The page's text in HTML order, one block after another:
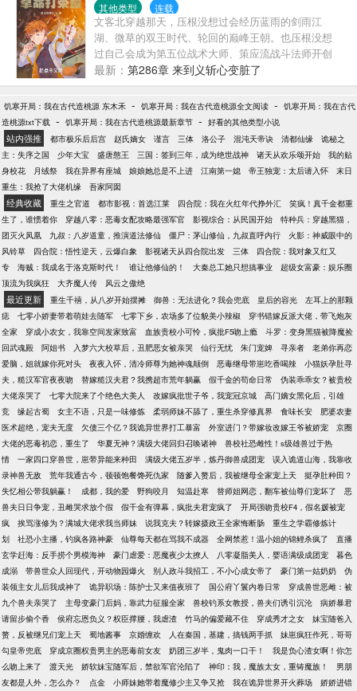
其他类型 连载
文客北穿越那天，压根没想过会经历蓝雨的剑雨江
湖、微草的双王时代、轮回的巅峰王朝。也压根没想
过自己会成为第五位战术大师、策应流战斗法师开创
者、历史地位仅次于斗神的斗仙。.......楚云秀：“文客
北是我理想的队友，这就是我选择加入义斩天下的原
因。”唐柔：“没什么好说的，我来了。”叶修：“文客北
是一个纯粹的人，他的成长超出了所有人的预料，包
括我。”.......文客北：能不纯粹吗？我只有拿冠军才能
活下去啊！
最新： 第286章 来到义斩心变脏了
饥寒开局：我在古代造桃源 东木禾 - 饥寒开局：我在古代造桃源全文阅读 - 饥寒开局：我在古代
造桃源txt下载 - 饥寒开局：我在古代造桃源最新章节 - 好看的其他类型小说
站内强推 都市极乐后后宫 赵氏嫡女 谨言 三体 洛公子 混沌天帝诀 清都仙缘
诡秘之
主：失序之国
少年大宝 盛唐憨王 三国：签到三年，成为绝世战神 诸天从欢乐颂开始
我的贴
身校花
月绒祭 我在异界有座城 娘娘她总是不上进 江南第一媳 帝王独宠：太后请入怀
末日
重生：我抢了大佬机缘
吾家阿囡
经典收藏 重生之官道 都市影视：首选江莱 四合院：我在火红年代挣外汇
笑疯！真千金都重
生了，谁惯着你
穿越八零：恶毒女配攻略最强军官 影视综合：从民国开始
特种兵：穿越黑猫，
团灭火凤凰
九叔：八岁道童，推演道法修仙 僵尸：茅山修仙，九叔直呼内行
火影：神威眼中的
风铃草
四合院：悟性逆天，云爆白象 影视诸天从四合院出发 三体
四合院：我对象又红又
专
海贼：我成名于洛克斯时代！ 谁让他修仙的！ 大秦总工她只想搞事业
超级女富豪：娱乐圈
顶流为我疯狂
大齐魔人传 风云之傲绝
最近更新 重生千禧，从八岁开始摆摊 御兽：无法进化？我会兜底 皇后的容光
左耳上的那颗
痣
七零小娇妻带着萌娃去随军 七零下乡，农场多了位貌美小辣椒
穿书错嫁反派大佬，带飞炮灰
全家
穿成小农女，我靠空间发家致富 血族贵校小可怜，疯批F5吻上瘾
斗罗：变身黑猫被降魔捡
回武魂殿
阿姐书 入梦六大校草后，丑肥恶女被亲哭 仙行无忧 朱门宠婢 寻亲者
老弟你再恋
爱脑，姐就嫁你死对头
夜夜入怀，清冷师尊为她神魂颠倒 恶毒继母带崽吃香喝辣
小猫妖孕肚寻
夫，糙汉军官夜夜吻
替嫁糙汉夫君？我携超市荒年躺赢 假千金的苟命日常
伪装乖乖女？被贵校
大佬亲哭了
七零大院来了个绝色大美人 改嫁疯批世子爷，我宠冠京城
高门嫡女黑化后，引雄
竞
缘起古蜀 女主不语，只是一味修炼 柔弱师妹不舔了，重生杀穿修真界 食味长安
肥婆农妻
医术超绝，宠夫无度
欠债三个亿？我诡异世界打工暴富 外室进门？带嫁妆改嫁王爷被娇宠
京圈
大佬的恶毒初恋，重生了
华夏无神？满级大佬回归召唤诸神
兽校社恐雌性！s级雄兽过于热
情
一家四口穿兽世，崽带异能来种田 满级大佬五岁半，炼丹御兽成团宠
误入诡道山海，我靠收
录神兽无敌
荒年我通古今，顿顿饱餐馋死仇家 随爹入赘后，我被继母全家宠上天
挺孕肚种田？
失忆相公带我躺赢！
成都，我的爱 野狗咬月 知温赴寒 替师姐网恋，翻车被仙尊们宠坏了
恶
兽夫日日争宠，丑雌哭求放个假
假千金有弹幕，疯批夫君宠疯了
开局强吻贵校F4，假名媛被宠
疯
挨骂涨修为？满城大佬求我当师妹 说我克夫？转嫁摄政王全家悔断肠
重生之学霸修炼计
划
社恐小主播，钓疯各路神豪 仙尊每天都在骂我不成器 全网禁惹！温小姐的锦鲤杀疯了
直播
玄学赶海：反手捞个男模海神
豪门虐爱：恶魔夜少太撩人 八零凝脂美人，婴语满级成团宠
暮色
成溺
带兽世众人回现代，开动物园爆火 别人政斗我招工，不小心成女帝了 豪门第一姑奶奶
伪
装领主女儿后我成神了
诡异职场：陈护士又来值夜班了 国公府丫鬟内卷日常
穿成兽世恶雌：被
九个兽夫亲哭了
主母变豪门后妈，靠武力征服全家 兽校钓系女教授，兽夫们诱引沉沦
病娇暴君
请留步偷个香
侯府忘恩负义？权臣撑腰，我虐渣 竹马的偏爱藏不住 穿成秀才之女
妹宝随爸入
赘，反被继兄们宠上天
蜀地酱事 京婚缠欢 人在秦国，基建，搞钱两手抓
妹崽疯狂作死，哥哥
勾皇帝兜底
穿成京圈权贵男主的恶毒前女友 奶团三岁半，鬼肉一口干！
我是负心渣女啊！你怎
么吻上来了
渡天光 娇软妹宝随军后，禁欲军官沦陷了 神印：我，魔族太女，重铸魔族！
男朋
友都是人外，怎么办？
点金 小师妹她带着魔修少主又争又抢 我在诡异世界开火葬场 娇娇进错